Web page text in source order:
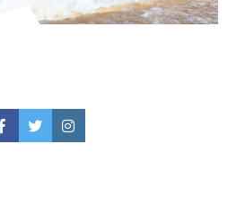
FacebookTwitterInstagram